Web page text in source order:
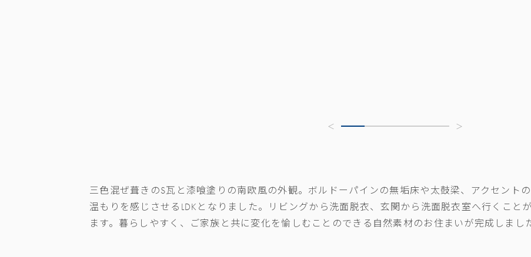
三色混ぜ葺きのS瓦と漆喰塗りの南欧風の外観。ボルドーパインの無垢床や太鼓梁、アクセント
温もりを感じさせるLDKとなりました。リビングから洗面脱衣、玄関から洗面脱衣室へ行くこと
ます。暮らしやすく、ご家族と共に変化を愉しむことのできる自然素材のお住まいが完成しまし